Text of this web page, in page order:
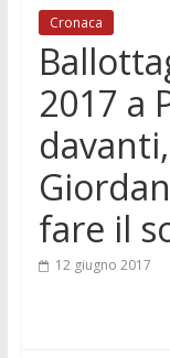
Cronaca
2017 a
fare il
12 giugno 2017